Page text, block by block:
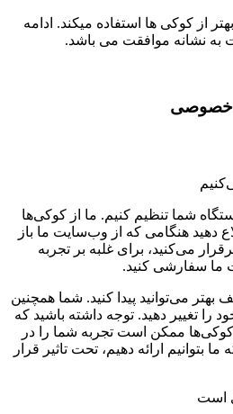
از کوکی ها استفاده میکند. ادامه
به نشانه موافقت می باشد.
خصوصی
شما تنظیم کنیم. ما از کوکی‌ها
دهید هنگامی که از وب‌سایت ما باز
می‌کنید، برای غلبه بر تجربه
ما سفارشی کنید.
می‌توانید پیدا کنید. شما همچنین
را تغییر دهید. توجه داشته باشید که
ممکن است تجربه شما را در
ارائه دهیم، تحت تاثیر قرار
است